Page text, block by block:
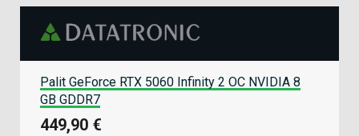
Palit GeForce RTX 5060 Infinity 2 OC NVIDIA 8
GB GDDR7
449,90 €